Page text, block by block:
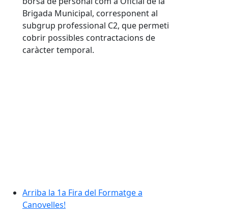
Brigada Municipal, corresponent al
subgrup professional C2, que permeti
cobrir possibles contractacions de
caràcter temporal.
Arriba la 1a Fira del Formatge a
Canovelles!